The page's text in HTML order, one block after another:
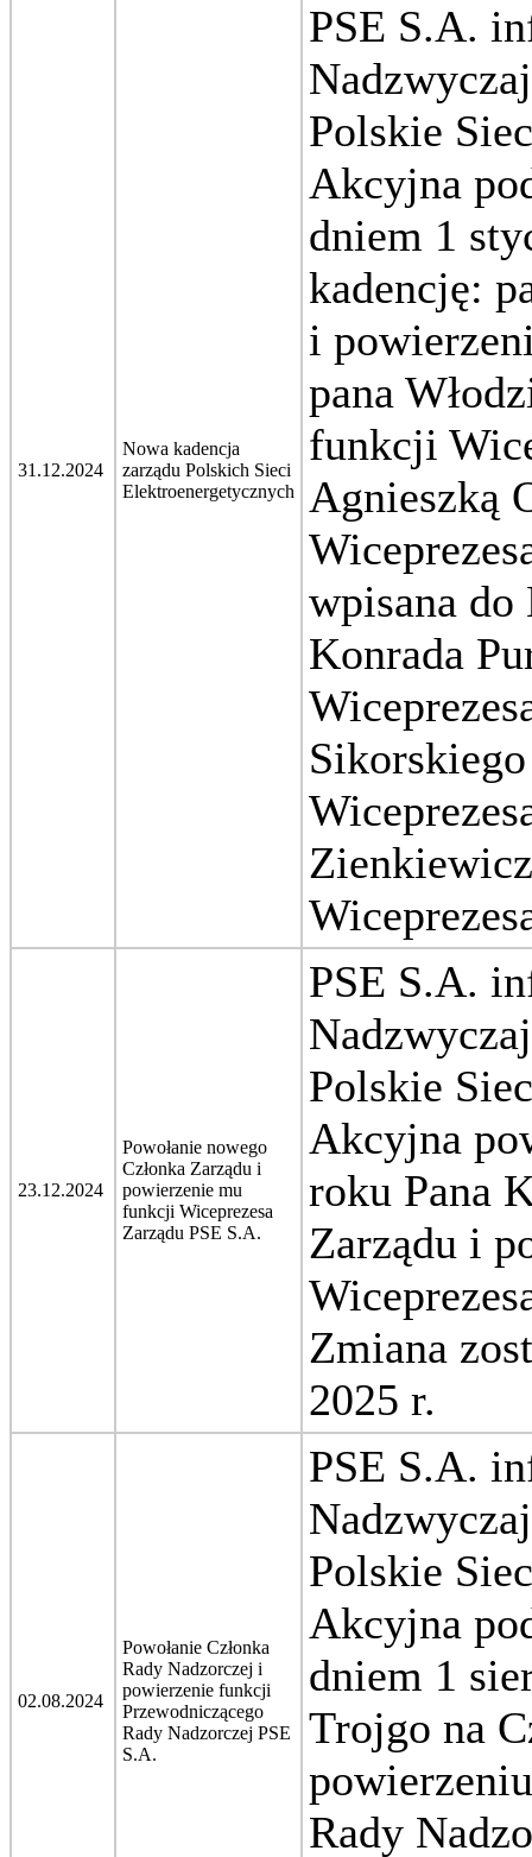
31.12.2024
Nowa kadencja
zarządu Polskich Sieci
Elektroenergetycznych
PSE S.A.
Polskie
Akcyjna
dniem 1
kadencję:
i
pana
funkcji
Agnieszką
wpisana do
Konrada
23.12.2024
Powołanie nowego
Członka Zarządu i
powierzenie mu
funkcji Wiceprezesa
Zarządu PSE S.A.
PSE S.A.
Polskie
Akcyjna
roku Pana
Zarządu i
Zmiana
2025 r.
02.08.2024
Powołanie Członka
Rady Nadzorczej i
powierzenie funkcji
Przewodniczącego
Rady Nadzorczej PSE
S.A.
PSE S.A.
Polskie
Akcyjna
dniem 1
Trojgo na
Rady